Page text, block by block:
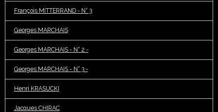
François MITTERRAND - N° 3
Georges MARCHAIS
Georges MARCHAIS - N° 2 -
Georges MARCHAIS - N° 3 -
Henri KRASUCKI
Jacques CHIRAC